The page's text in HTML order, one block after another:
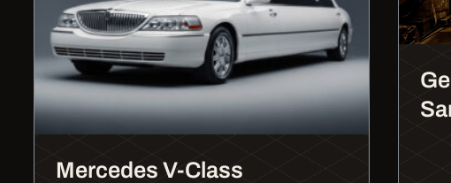
Mercedes V-Class